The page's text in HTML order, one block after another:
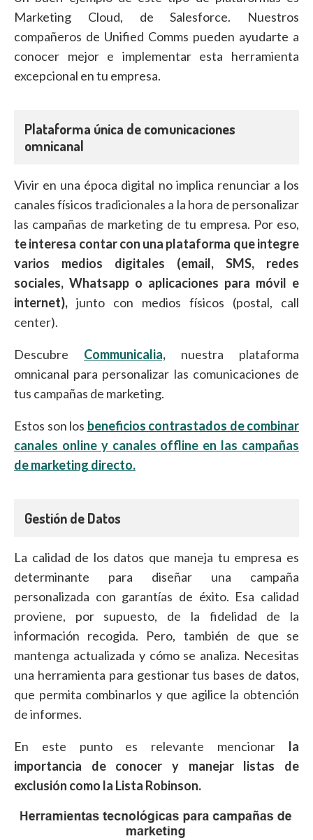
Marketing Cloud, de Salesforce. Nuestros
compañeros de Unified Comms pueden ayudarte a
conocer mejor e implementar esta herramienta
excepcional en tu empresa.
Plataforma única de comunicaciones
omnicanal
Vivir en una época digital no implica renunciar a los
canales físicos tradicionales a la hora de personalizar
las campañas de marketing de tu empresa. Por eso,
te interesa contar con una plataforma que integre
varios medios digitales (email, SMS, redes
sociales, Whatsapp o aplicaciones para móvil e
internet), junto con medios físicos (postal, call
center).
Descubre Communicalia, nuestra plataforma
omnicanal para personalizar las comunicaciones de
tus campañas de marketing.
Estos son los beneficios contrastados de combinar
canales online y canales offline en las campañas
de marketing directo.
Gestión de Datos
La calidad de los datos que maneja tu empresa es
determinante para diseñar una campaña
personalizada con garantías de éxito. Esa calidad
proviene, por supuesto, de la fidelidad de la
información recogida. Pero, también de que se
mantenga actualizada y cómo se analiza. Necesitas
una herramienta para gestionar tus bases de datos,
que permita combinarlos y que agilice la obtención
de informes.
En este punto es relevante mencionar la
importancia de conocer y manejar listas de
exclusión como la Lista Robinson.